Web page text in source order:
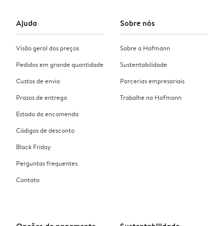
Ajuda
Visão geral dos preços
Pedidos em grande quantidade
Custos de envio
Prazos de entrega
Estado da encomenda
Códigos de desconto
Black Friday
Perguntas frequentes
Contato
Sobre nós
Sobre a Hofmann
Sustentabilidade
Parcerias empresariais
Trabalhe na Hofmann